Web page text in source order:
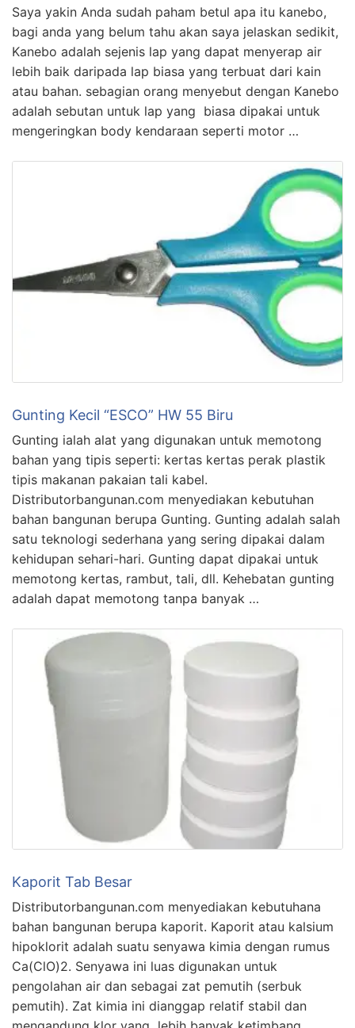
Saya yakin Anda sudah paham betul apa itu kanebo,
bagi anda yang belum tahu akan saya jelaskan sedikit,
Kanebo adalah sejenis lap yang dapat menyerap air
lebih baik daripada lap biasa yang terbuat dari kain
atau bahan. sebagian orang menyebut dengan Kanebo
adalah sebutan untuk lap yang biasa dipakai untuk
mengeringkan body kendaraan seperti motor …
Gunting Kecil “ESCO” HW 55 Biru
Gunting ialah alat yang digunakan untuk memotong
bahan yang tipis seperti: kertas kertas perak plastik
tipis makanan pakaian tali kabel.
Distributorbangunan.com menyediakan kebutuhan
bahan bangunan berupa Gunting. Gunting adalah salah
satu teknologi sederhana yang sering dipakai dalam
kehidupan sehari-hari. Gunting dapat dipakai untuk
memotong kertas, rambut, tali, dll. Kehebatan gunting
adalah dapat memotong tanpa banyak …
Kaporit Tab Besar
Distributorbangunan.com menyediakan kebutuhana
bahan bangunan berupa kaporit. Kaporit atau kalsium
hipoklorit adalah suatu senyawa kimia dengan rumus
Ca(ClO)2. Senyawa ini luas digunakan untuk
pengolahan air dan sebagai zat pemutih (serbuk
pemutih). Zat kimia ini dianggap relatif stabil dan